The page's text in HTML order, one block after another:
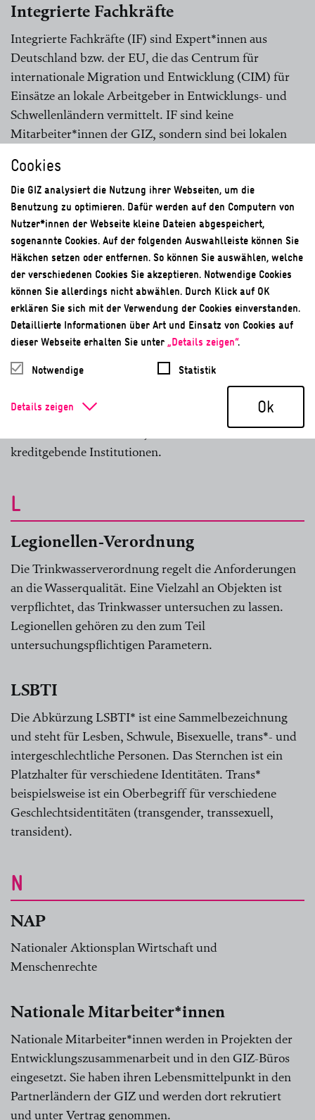
Integrierte Fachkräfte
Integrierte Fachkräfte (IF) sind Expert*innen aus
Deutschland bzw. der EU, die das Centrum für
internationale Migration und Entwicklung (CIM) für
Einsätze an lokale Arbeitgeber in Entwicklungs- und
Schwellenländern vermittelt. IF sind keine
Mitarbeiter*innen der GIZ, sondern sind bei lokalen
Intranet
Unternehmensinterne Austauschplattform
ISO 14001
Umweltmanagementstandard
K
Im Finanzwesen die gemeinsame Mitfinanzierung einer
Investition oder eines Projekts durch mindestens zwei
kreditgebende Institutionen.
L
Legionellen-Verordnung
Die Trinkwasserverordnung regelt die Anforderungen
an die Wasserqualität. Eine Vielzahl an Objekten ist
verpflichtet, das Trinkwasser untersuchen zu lassen.
Legionellen gehören zu den zum Teil
untersuchungspflichtigen Parametern.
LSBTI
Die Abkürzung LSBTI* ist eine Sammelbezeichnung
und steht für Lesben, Schwule, Bisexuelle, trans*- und
intergeschlechtliche Personen. Das Sternchen ist ein
Platzhalter für verschiedene Identitäten. Trans*
beispielsweise ist ein Oberbegriff für verschiedene
Geschlechtsidentitäten (transgender, transsexuell,
transident).
N
NAP
Nationaler Aktionsplan Wirtschaft und
Menschenrechte
Nationale Mitarbeiter*innen
Nationale Mitarbeiter*innen werden in Projekten der
Entwicklungszusammenarbeit und in den GIZ-Büros
eingesetzt. Sie haben ihren Lebensmittelpunkt in den
Partnerländern der GIZ und werden dort rekrutiert
und unter Vertrag genommen.
Cookies
Die GIZ analysiert die Nutzung ihrer Webseiten, um die
Benutzung zu optimieren. Dafür werden auf den Computern von
Nutzer*innen der Webseite kleine Dateien abgespeichert,
sogenannte Cookies. Auf der folgenden Auswahlleiste können Sie
Häkchen setzen oder entfernen. So können Sie auswählen, welche
der verschiedenen Cookies Sie akzeptieren. Notwendige Cookies
können Sie allerdings nicht abwählen. Durch Klick auf OK
erklären Sie sich mit der Verwendung der Cookies einverstanden.
Detaillierte Informationen über Art und Einsatz von Cookies auf
dieser Webseite erhalten Sie unter„Details zeigen“.
Notwendige
Statistik
Details zeigen Ok